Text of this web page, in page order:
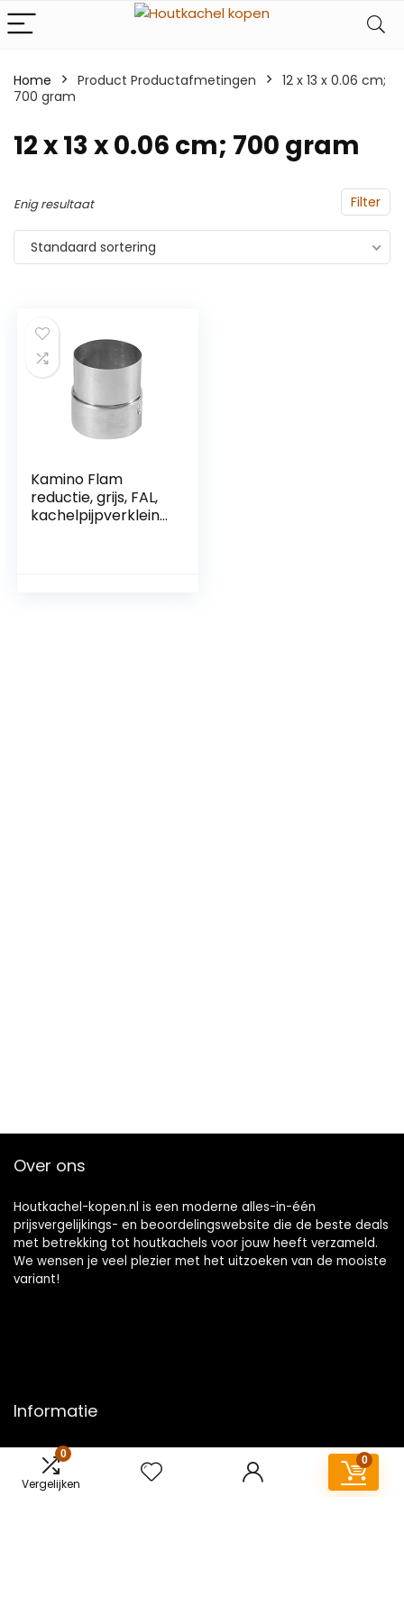
0
Vergelijken
0
Home Product Productafmetingen
‎12 x 13 x 0.06 cm;
700 gram
‎12 x 13 x 0.06 cm; 700 gram
Filter
Enig resultaat
Standaard sortering
Kamino Flam
reductie, grijs, FAL,
kachelpijpverkleine
Over ons
Houtkachel-kopen.nl is een moderne alles-in-één
prijsvergelijkings- en beoordelingswebsite die de beste deals
met betrekking tot houtkachels voor jouw heeft verzameld.
We wensen je veel plezier met het uitzoeken van de mooiste
variant!
Informatie
Contact
Klantenservice